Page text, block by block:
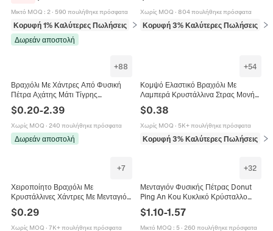
Μικτό MOQ : 2· 590 πουλήθηκε πρόσφατα
Κορυφή 1% Καλύτερες Πωλήσεις
σε Χάντρες
Δωρεάν αποστολή
Χωρίς MOQ · 804 πουλήθηκε πρόσφατα
Κορυφή 3% Καλύτερες Πωλήσεις σε
+88
Βραχιόλι Με Χάντρες Από Φυσική
Πέτρα Αχάτης Μάτι Τίγρης
Κρύσταλλο Ελαστικό Ενέργεια
Θεραπείας Κοσμήματα Γιόγκα Για
Γυναίκες Άνδρες
$0.20-2.39
Χωρίς MOQ · 240 πουλήθηκε πρόσφατα
Δωρεάν αποστολή
+54
Κομψό Ελαστικό Βραχιόλι Με
Λαμπερά Κρυστάλλινα Στρας Μονή
Σειρά Βραχιόλι Για Νύφη Γάμο
Κοσμήματα Πάρτι Απλό Γλυκό Δώρο
$0.38
Χωρίς MOQ · 5K+ πουλήθηκε πρόσφατα
Κορυφή 3% Καλύτερες Πωλήσεις σε
+7
Χειροποίητο Βραχιόλι Με
Κρυστάλλινες Χάντρες Με Μενταγιόν
Γυναίκες Κορίτσια Γλυκό Κορεάτικο
Στυλ
$0.29
Χωρίς MOQ · 7K+ πουλήθηκε πρόσφατα
+32
Μενταγιόν Φυσικής Πέτρας Donut
Ping An Kou Κυκλικό Κρύσταλλο
Κολιέ Γυαλισμένο
$1.10-1.57
Μικτό MOQ : 5· 260 πουλήθηκε πρόσφατα